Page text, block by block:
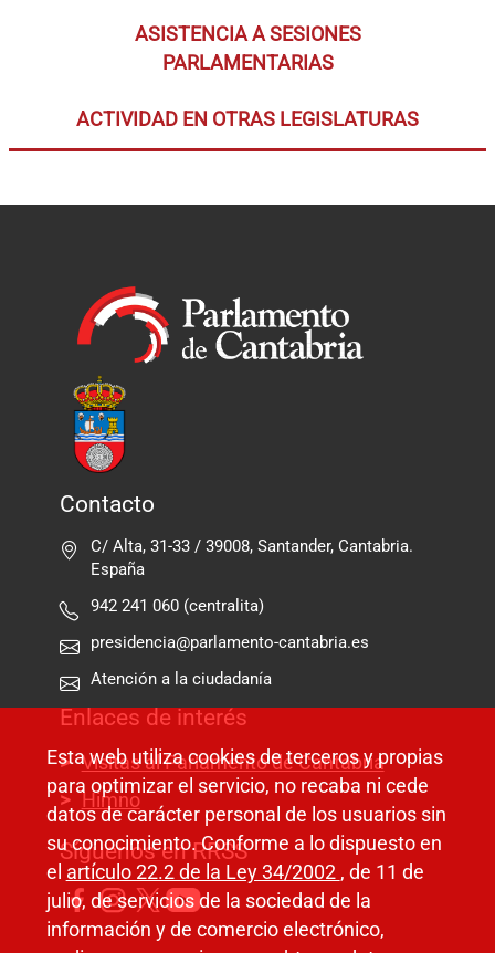
ASISTENCIA A SESIONES
PARLAMENTARIAS
ACTIVIDAD EN OTRAS LEGISLATURAS
Contacto
C/ Alta, 31-33 / 39008, Santander, Cantabria.
España
942 241 060 (centralita)
presidencia@parlamento-cantabria.es
Atención a la ciudadanía
Enlaces de interés
Visitas al Parlamento de Cantabria
Himno
Síguenos en RRSS
Esta web utiliza cookies de terceros y propias
para optimizar el servicio, no recaba ni cede
datos de carácter personal de los usuarios sin
su conocimiento. Conforme a lo dispuesto en
el artículo 22.2 de la Ley 34/2002 , de 11 de
julio, de servicios de la sociedad de la
información y de comercio electrónico,